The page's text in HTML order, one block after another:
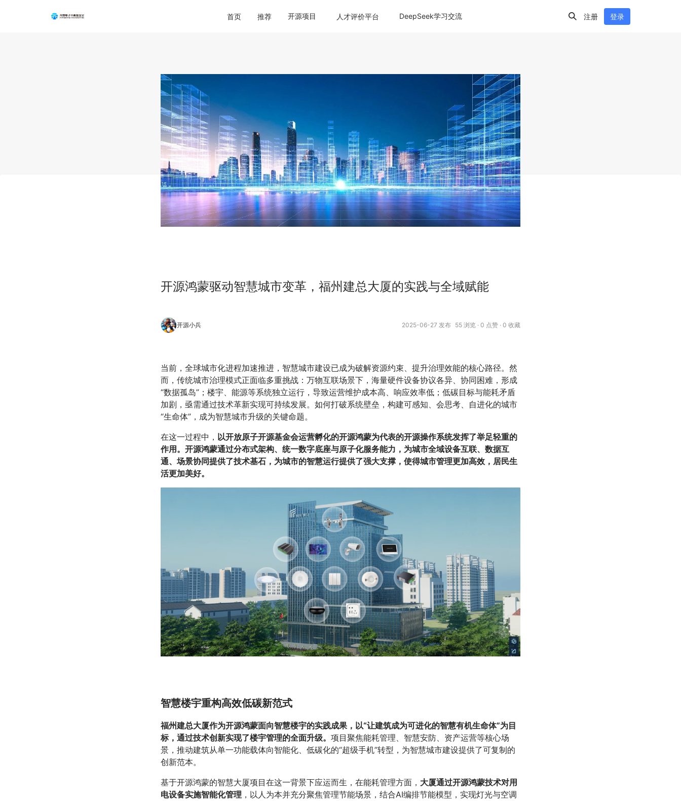
首页 推荐 开源项目 人才评价平台 DeepSeek学习交流 注册 登录
开源鸿蒙驱动智慧城市变革，福州建总大厦的实践与全域赋能
开源小兵 2025-06-27 发布 55 浏览 · 0 点赞 · 0 收藏
当前，全球城市化进程加速推进，智慧城市建设已成为破解资源约束、提升治理效能的核心路径。然
而，传统城市治理模式正面临多重挑战：万物互联场景下，海量硬件设备协议各异、协同困难，形成
“数据孤岛”；楼宇、能源等系统独立运行，导致运营维护成本高、响应效率低；低碳目标与能耗矛盾
加剧，亟需通过技术革新实现可持续发展。如何打破系统壁垒，构建可感知、会思考、自进化的城市
“生命体”，成为智慧城市升级的关键命题。
在这一过程中， 以开放原子开源基金会运营孵化的开源鸿蒙为代表的开源操作系统发挥了举足轻重的
作用。 开源鸿蒙通过分布式架构、统一数字底座与原子化服务能力，为城市全域设备互联、数据互
通、场景协同提供了技术基石，为城市的智慧运行提供了强大支撑，使得城市管理更加高效，居民生
活更加美好。
智慧楼宇重构高效低碳新范式
福州建总大厦作为开源鸿蒙面向智慧楼宇的实践成果，以“让建筑成为可进化的智慧有机生命体”为目
标，通过技术创新实现了楼宇管理的全面升级。 项目聚焦能耗管理、智慧安防、资产运营等核心场
景，推动建筑从单一功能载体向智能化、低碳化的“超级手机”转型，为智慧城市建设提供了可复制的
创新范本。
基于开源鸿蒙的智慧大厦项目在这一背景下应运而生，在能耗管理方面， 大厦通过开源鸿蒙技术对用
电设备实施智能化管理 ，以人为本并充分聚焦管理节能场景，结合AI编排节能模型，实现灯光与空调